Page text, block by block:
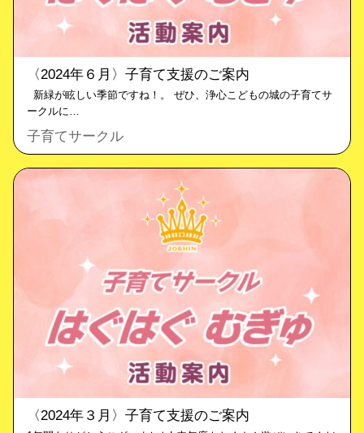
〈2024年６月〉子育て支援のご案内
新緑が眩しい季節ですね！。 ぜひ、浄心こどもの城の子育てサ
ークルに…
子育てサークル
〈2024年３月〉子育て支援のご案内